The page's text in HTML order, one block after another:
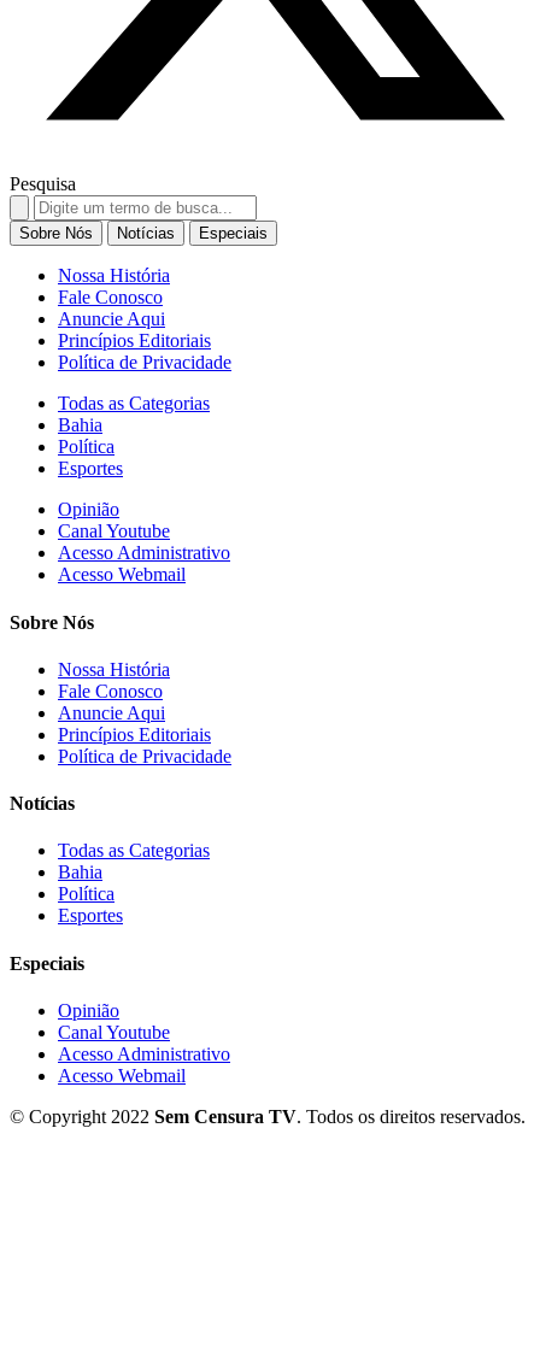
Pesquisa
Search
for:
Sobre Nós Notícias Especiais
Nossa História
Fale Conosco
Anuncie Aqui
Princípios Editoriais
Política de Privacidade
Todas as Categorias
Bahia
Política
Esportes
Opinião
Canal Youtube
Acesso Administrativo
Acesso Webmail
Sobre Nós
Nossa História
Fale Conosco
Anuncie Aqui
Princípios Editoriais
Política de Privacidade
Notícias
Todas as Categorias
Bahia
Política
Esportes
Especiais
Opinião
Canal Youtube
Acesso Administrativo
Acesso Webmail
© Copyright 2022 Sem Censura TV. Todos os direitos reservados.